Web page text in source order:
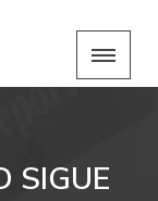
SIGUE